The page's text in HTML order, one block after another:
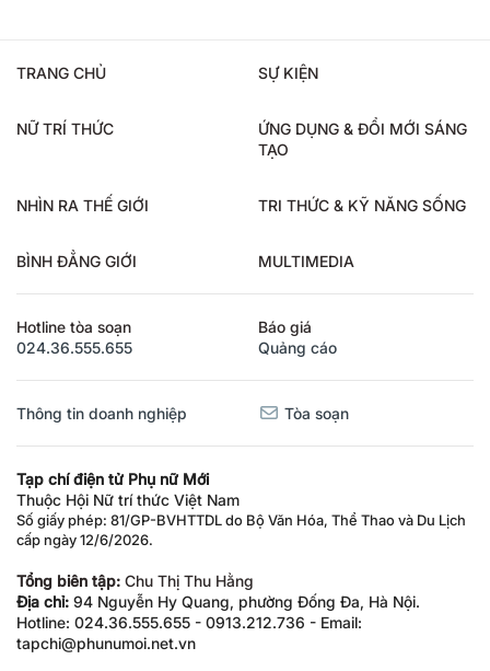
TRANG CHỦ SỰ KIỆN
NỮ TRÍ THỨC
ỨNG DỤNG & ĐỔI MỚI SÁNG
TẠO
NHÌN RA THẾ GIỚI TRI THỨC & KỸ NĂNG SỐNG
BÌNH ĐẲNG GIỚI MULTIMEDIA
Hotline tòa soạn
024.36.555.655
Báo giá
Quảng cáo
Thông tin doanh nghiệp Tòa soạn
Tạp chí điện tử Phụ nữ Mới
Thuộc Hội Nữ trí thức Việt Nam
Số giấy phép: 81/GP-BVHTTDL do Bộ Văn Hóa, Thể Thao và Du Lịch
cấp ngày 12/6/2026.
Tổng biên tập: Chu Thị Thu Hằng
Địa chỉ: 94 Nguyễn Hy Quang, phường Đống Đa, Hà Nội.
Hotline: 024.36.555.655 - 0913.212.736 - Email:
tapchi@phunumoi.net.vn